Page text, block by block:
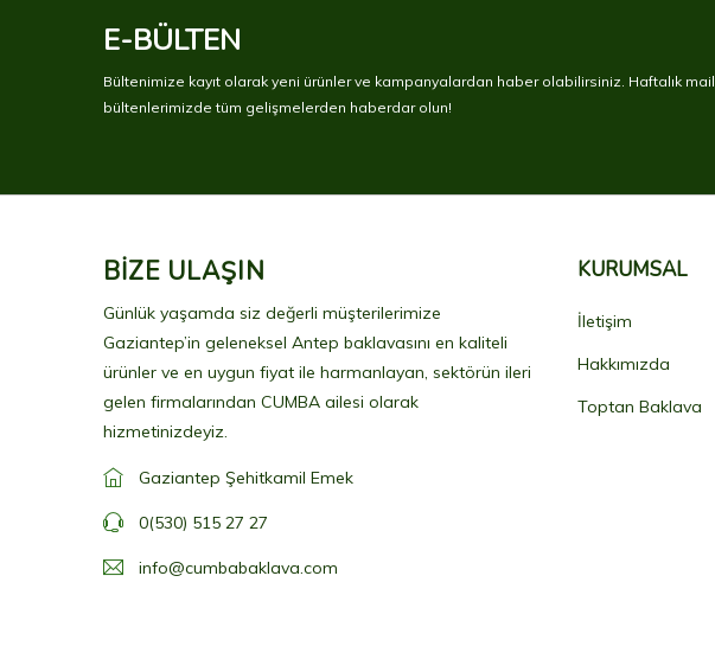
E-BÜLTEN
Bültenimize kayıt olarak yeni ürünler ve kampanyalardan haber olabilirsiniz. Haftalık mail
bültenlerimizde tüm gelişmelerden haberdar olun!
BİZE ULAŞIN
Günlük yaşamda siz değerli müşterilerimize
Gaziantep’in geleneksel Antep baklavasını en kaliteli
ürünler ve en uygun fiyat ile harmanlayan, sektörün ileri
gelen firmalarından CUMBA ailesi olarak
hizmetinizdeyiz.
Gaziantep Şehitkamil Emek
0(530) 515 27 27
info@cumbabaklava.com
KURUMSAL
İletişim
Hakkımızda
Toptan Baklava